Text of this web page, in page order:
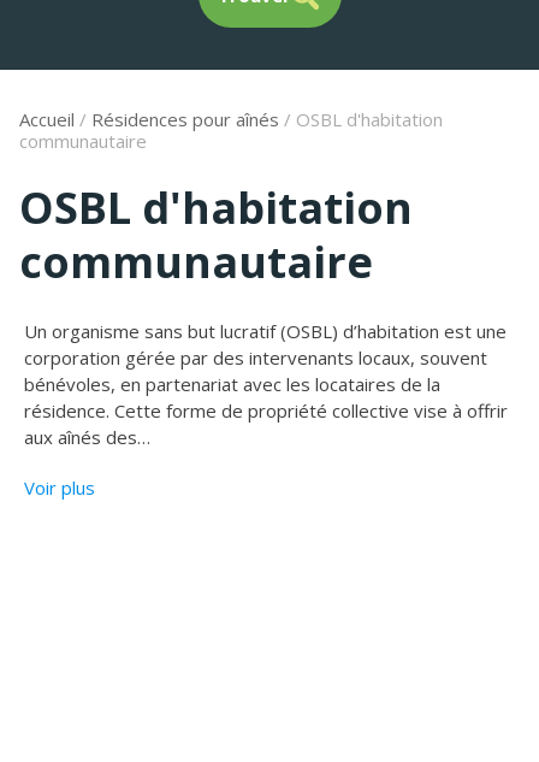
Accueil / Résidences pour aînés / OSBL d'habitation
communautaire
OSBL d'habitation
communautaire
Un organisme sans but lucratif (OSBL) d’habitation est une
corporation gérée par des intervenants locaux, souvent
bénévoles, en partenariat avec les locataires de la
résidence. Cette forme de propriété collective vise à offrir
aux aînés des…
Voir plus